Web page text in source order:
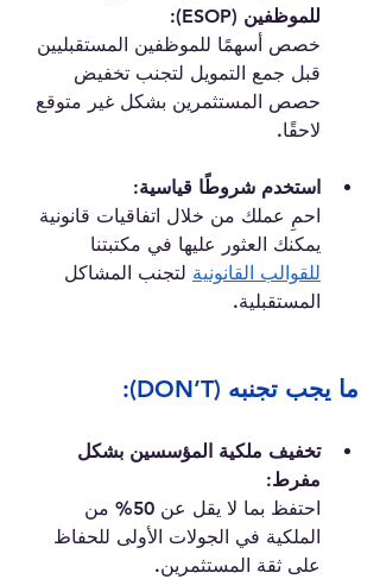
للموظفين (ESOP):
خصص أسهمًا للموظفين المستقبليين
قبل جمع التمويل لتجنب تخفيض
حصص المستثمرين بشكل غير متوقع
لاحقًا.
استخدم شروطًا قياسية:
احمِ عملك من خلال اتفاقيات قانونية
يمكنك العثور عليها في مكتبتنا
للقوالب القانونية لتجنب المشاكل
المستقبلية.
ما يجب تجنبه (DON’T):
تخفيف ملكية المؤسسين بشكل
مفرط:
احتفظ بما لا يقل عن 50% من
الملكية في الجولات الأولى للحفاظ
على ثقة المستثمرين.